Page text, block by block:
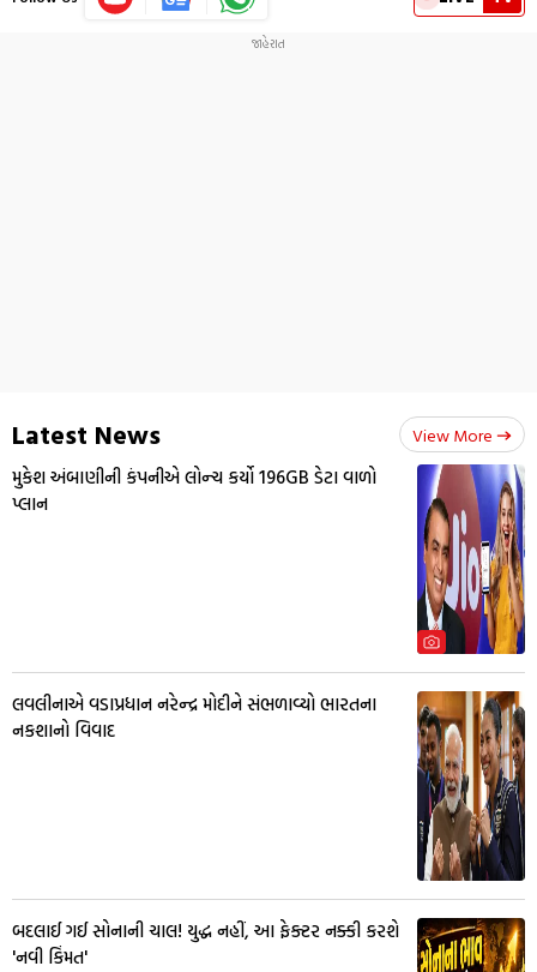
Latest News View More
મુકેશ અંબાણીની કંપનીએ લોન્ચ કર્યો 196GB ડેટા વાળો
પ્લાન
લવલીનાએ વડાપ્રધાન નરેન્દ્ર મોદીને સંભળાવ્યો ભારતના
નકશાનો વિવાદ
બદલાઈ ગઈ સોનાની ચાલ! યુદ્ધ નહીં, આ ફેક્ટર નક્કી કરશે
'નવી કિંમત'